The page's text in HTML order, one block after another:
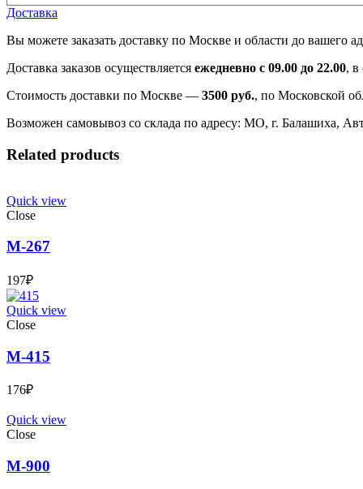
Доставка
Вы можете заказать доставку по Москве и области до вашего
Доставка заказов осуществляется ежедневно с 09.00 до 22.00, в
Стоимость доставки по Москве — 3500 руб., по Московской
Возможен самовывоз со склада по адресу: МО, г. Балашиха,
Related products
Quick view
Close
М-267
197₽
Quick view
Close
М-415
176₽
Quick view
Close
М-900